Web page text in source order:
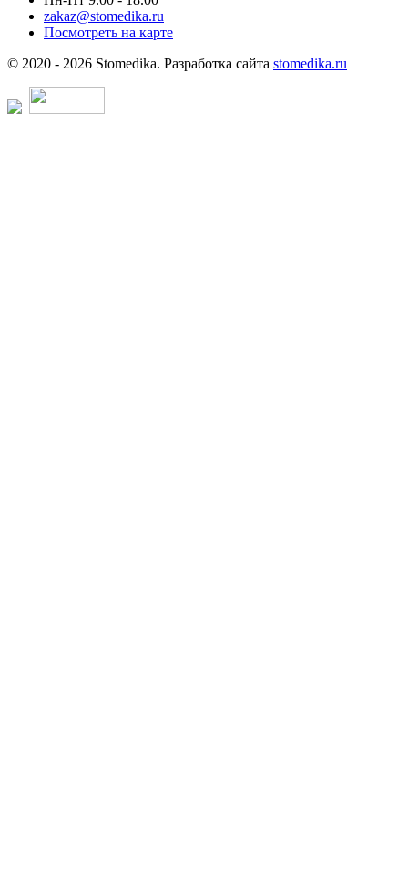
zakaz@stomedika.ru
Посмотреть на карте
© 2020 - 2026 Stomedika. Разработка сайта stomedika.ru